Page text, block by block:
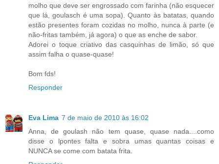
molho que deve ser engrossado com farinha (não esquecer
que lá, goulasch é uma sopa). Quanto às batatas, quando
estão presentes foram cozidas no molho, nunca à parte (e
não-fritas também, já agora) o que as enche de sabor.
Adorei o toque criativo das casquinhas de limão, só que
assim falha o quase-quase!
Bom fds!
Responder
Eva Lima 7 de maio de 2010 às 16:02
Anna, de goulash não tem quase, quase nada....como
disse o lpontes falta e sobra umas quantas coisas e
NUNCA se come com batata frita.